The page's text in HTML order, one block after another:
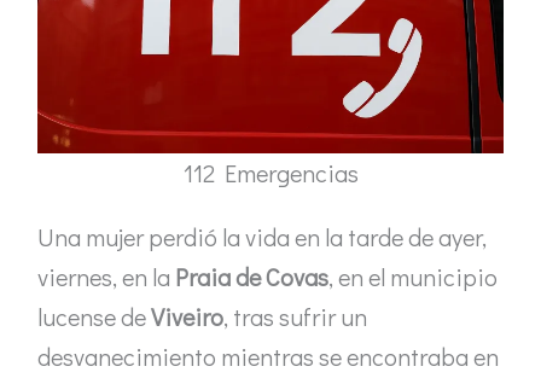
112 Emergencias
Una mujer perdió la vida en la tarde de ayer,
viernes, en la Praia de Covas, en el municipio
lucense deViveiro, tras sufrir un
desvanecimiento mientras se encontraba en